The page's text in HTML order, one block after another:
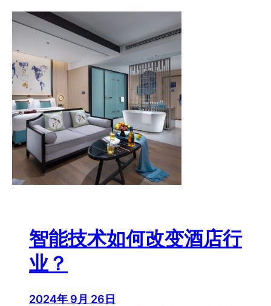
酒
店
店
发
趋
势
酒
店
智
智能技术如何改变酒店行
业？
2024年 9月 26日